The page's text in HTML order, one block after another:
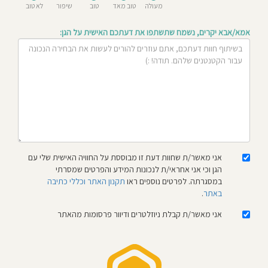
מעולה טוב מאד טוב
שיפור
לא טוב
אמא/אבא יקרים, נשמח שתשתפו את דעתכם האישית על הגן:
אני מאשר/ת שחוות דעת זו מבוססת על החוויה האישית שלי עם
הגן וכי אני אחראי/ת לנכונות המידע והפרטים שמסרתי
במסגרתה. לפרטים נוספים ראו תקנון האתר וכללי כתיבה
באתר.
אני מאשר/ת קבלת ניוזלטרים ודיוור פרסומות מהאתר